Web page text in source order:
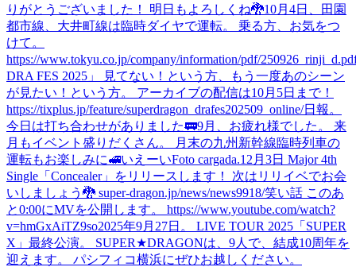
りがとうございました！ 明日もよろしくね🐉10月4日、田園
都市線、大井町線は臨時ダイヤで運転。 乗る方、お気をつ
けて。
https://www.tokyu.co.jp/company/information/pdf/
DRA FES 2025」 見てない！という方、もう一度あのシーン
が見たい！という方。 アーカイブの配信は10月5日まで！
https://tixplus.jp/feature/superdragon_drafes202509_online/日報。
今日は打ち合わせがありました🚃9月、お疲れ様でした。 来
月もイベント盛りだくさん。 月末の九州新幹線臨時列車の
運転もお楽しみに🚅いえーいFoto cargada.12月3日 Major 4th
Single「Concealer」をリリースします！ 次はリリイベでお会
いしましょう🐉 super-dragon.jp/news/news9918/笑い話 このあ
と0:00にMVを公開します。 https://www.youtube.com/watch?
v=hmGxAiTZ9so2025年9月27日。 LIVE TOUR 2025「SUPER
X」最終公演。 SUPER★DRAGONは、9人で、結成10周年を
迎えます。 パシフィコ横浜にぜひお越しください。